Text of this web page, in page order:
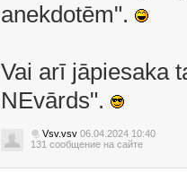
anekdotēm".
Vai arī jāpiesaka
NEvārds".
Vsv.vsv 06.04.2024 10:40
131 сообщение на сайте